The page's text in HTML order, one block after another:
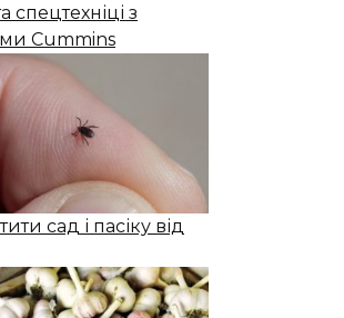
спецтехніці з
Cummins
сад і пасіку від